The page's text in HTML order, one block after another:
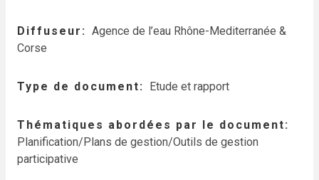
Diffuseur
Agence de l’eau Rhône-Mediterranée &
Corse
Type de document Etude et rapport
Thématiques abordées par le document
Planification/Plans de gestion/Outils de gestion
participative